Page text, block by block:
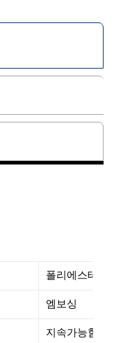
폴리에스테르
엠보싱
지속가능함,